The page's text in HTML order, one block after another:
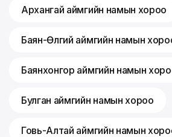
Архангай аймгийн намын хороо
Баян-Өлгий аймгийн намын
Баянхонгор аймгийн намын
Булган аймгийн намын хороо
Говь-Алтай аймгийн намын